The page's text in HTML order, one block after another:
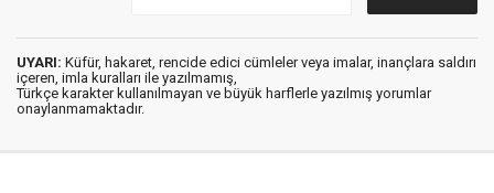
UYARI: Küfür, hakaret, rencide edici cümleler veya imalar, inançlara saldırı
içeren, imla kuralları ile yazılmamış,
Türkçe karakter kullanılmayan ve büyük harflerle yazılmış yorumlar
onaylanmamaktadır.